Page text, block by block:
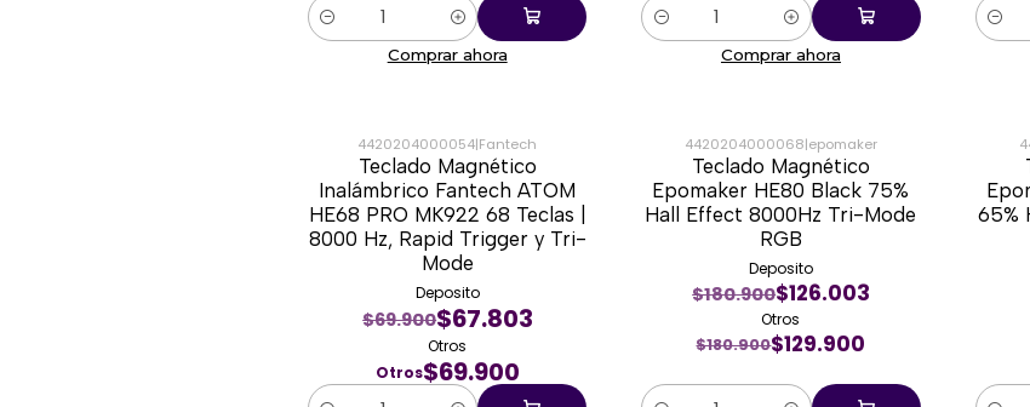
Cantidad
Comprar ahora
Cantidad
Comprar ahora
4420204000054|Fantech
Teclado Magnético
Inalámbrico Fantech ATOM
HE68 PRO MK922 68 Teclas |
8000 Hz, Rapid Trigger y Tri-
Mode
Deposito
$69.900$67.803
Otros
Otros$69.900
-28%
Nuevo
4420204000068|epomaker
Teclado Magnético
Epomaker HE80 Black 75%
Hall Effect 8000Hz Tri-Mode
RGB
Deposito
$180.900$126.003
Otros
$180.900$129.900
-
65%